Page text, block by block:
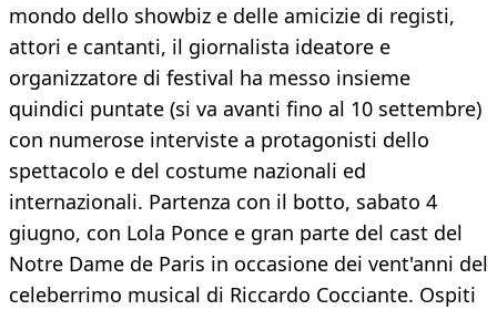
mondo dello showbiz e delle amicizie di registi,
attori e cantanti, il giornalista ideatore e
organizzatore di festival ha messo insieme
quindici puntate (si va avanti fino al 10 settembre)
con numerose interviste a protagonisti dello
spettacolo e del costume nazionali ed
internazionali. Partenza con il botto, sabato 4
giugno, con Lola Ponce e gran parte del cast del
Notre Dame de Paris in occasione dei vent'anni del
celeberrimo musical di Riccardo Cocciante. Ospiti